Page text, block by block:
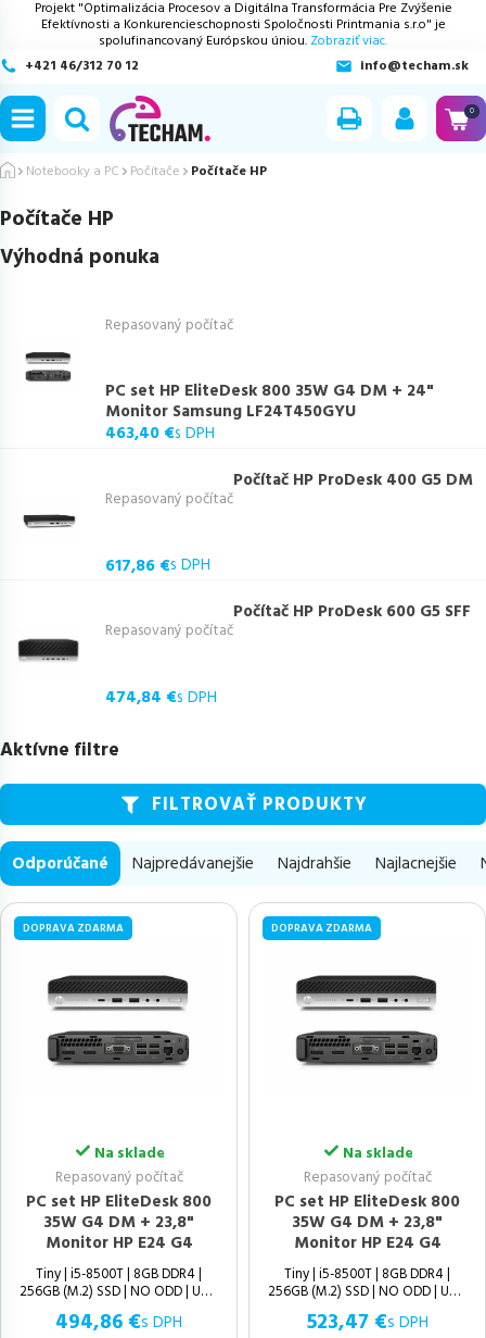
Projekt "Optimalizácia Procesov a Digitálna Transformácia Pre Zvýšenie
Efektívnosti a Konkurencieschopnosti Spoločnosti Printmania s.r.o" je
spolufinancovaný Európskou úniou. Zobraziť viac.
+421 46/312 70 12
info@techam.sk
0
Notebooky a PC Počítače Počítače HP
Počítače HP
Výhodná ponuka
Repasovaný počítač
PC set HP EliteDesk 800 35W G4 DM + 24"
Monitor Samsung LF24T450GYU
463,40 €s DPH
Repasovaný počítač
Počítač HP ProDesk 400 G5 DM
617,86 €s DPH
Repasovaný počítač
Počítač HP ProDesk 600 G5 SFF
474,84 €s DPH
Aktívne filtre
FILTROVAŤ PRODUKTY
Odporúčané Najpredávanejšie Najdrahšie Najlacnejšie
DOPRAVA ZDARMA
Na sklade
Repasovaný počítač
PC set HP EliteDesk 800
35W G4 DM + 23,8"
Monitor HP E24 G4
Tiny | i5-8500T | 8GB DDR4 |
256GB (M.2) SSD | NO ODD | UHD
494,86 €s DPH
DOPRAVA ZDARMA
Na sklade
Repasovaný počítač
PC set HP EliteDesk 800
35W G4 DM + 23,8"
Monitor HP E24 G4
Tiny | i5-8500T | 8GB DDR4 |
256GB (M.2) SSD | NO ODD | UHD
523,47 €s DPH